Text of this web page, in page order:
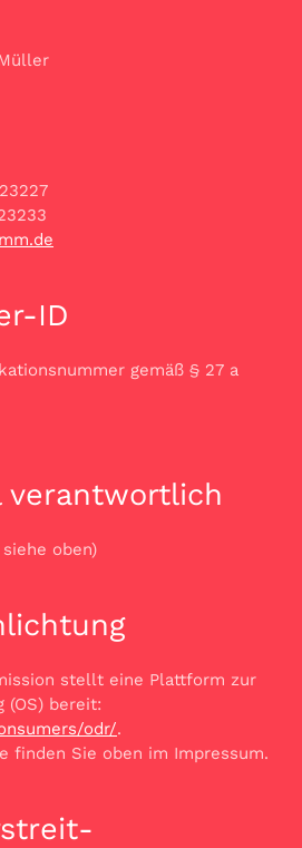
ID
gemäß § 27 a
verantwortlich
oben)
stellt eine Plattform zur
(OS) bereit:
odr/.
finden Sie oben im Impressum.